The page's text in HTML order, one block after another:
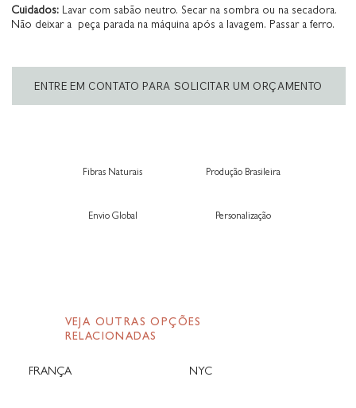
Cuidados: Lavar com sabão neutro. Secar na sombra ou na secadora.
Não deixar a peça parada na máquina após a lavagem. Passar a ferro.
ENTRE EM CONTATO PARA SOLICITAR UM ORÇAMENTO
Fibras Naturais Produção Brasileira
Envio Global Personalização
VEJA OUTRAS OPÇÕES
RELACIONADAS
FRANÇA NYC